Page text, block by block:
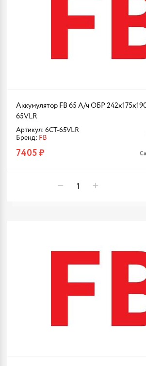
Аккумулятор FB 65 А/ч ОБР
65VLR
Артикул: 6CT-65VLR
Бренд: FB
7405 ₽